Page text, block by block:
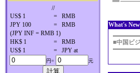
//
US$ 1
=
RMB
JPY 100
=
RMB
(JPY INF = RMB 1)
HK$ 1
=
RMB
US$ 1
= JPY at
円= 元
What's
■中国ビ